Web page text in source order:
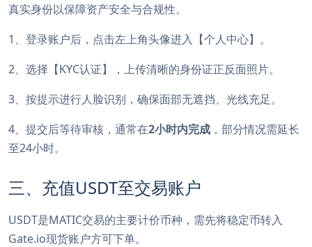
真实身份以保障资产安全与合规性。
1、登录账户后，点击左上角头像进入【个人中心】。
2、选择【KYC认证】，上传清晰的身份证正反面照片。
3、按提示进行人脸识别，确保面部无遮挡、光线充足。
4、提交后等待审核，通常在2小时内完成 ，部分情况需延长
至24小时。
三、充值USDT至交易账户
USDT是MATIC交易的主要计价币种，需先将稳定币转入
Gate.io现货账户方可下单。